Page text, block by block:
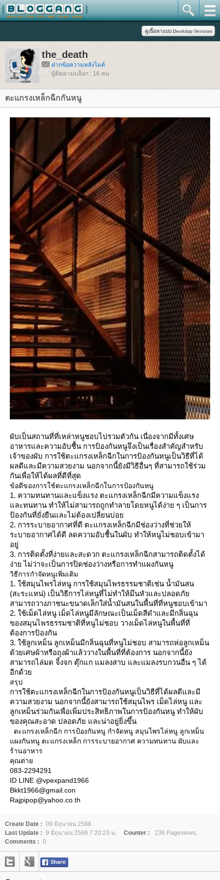
the_death
ฝากข้อความหลังไมค์
ผู้ติดตามบล็อก : 16 คน
ตะแกรงเหล็กฉีกกันหนู
ผับเป็นสถานที่ที่เหล่าหนูชอบไปรวมตัวกัน เนื่องจากมีทั้งเศษ
อาหารและความอับชื้น การป้องกันหนูจึงเป็นเรื่องสำคัญสำหรับ
เจ้าของผับ การใช้ตะแกรงเหล็กฉีกในการป้องกันหนูเป็นวิธีที่ได้
ผลดีและมีความสวยงาม นอกจากนี้ยังมีวิธีอื่นๆ ที่สามารถใช้ร่วม
กันเพื่อให้ได้ผลที่ดีที่สุด
ข้อดีของการใช้ตะแกรงเหล็กฉีกในการป้องกันหนู
1. ความทนทานและแข็งแรง ตะแกรงเหล็กฉีกมีความแข็งแรง
ละทนทาน ทำให้ไม่สามารถถูกทำลายโดยหนูได้ง่าย ๆ เป็นการ
ป้องกันที่ยั่งยืนและไม่ต้องเปลี่ยนบ่อ
2. การระบายอากาศที่ดี ตะแกรงเหล็กฉีกมีช่องว่างที่ช่วยให้
ระบายอากาศได้ดี ลดความอับชื้นในผับ ทำให้หนูไม่ชอบเข้ามา
อยู่
3. การติดตั้งที่ง่ายและสะดวก ตะแกรงเหล็กฉีกสามารถติดตั้งได้
ง่าย ไม่ว่าจะเป็นการปิดช่องว่างหรือการทำแผงกันหนู
วิธีการกำจัดหนูเพิ่มเติม
1. ใช้สมุนไพรไล่หนู การใช้สมุนไพรธรรมชาติเช่น น้ำมันสน
(สะระแหน่) เป็นวิธีการไล่หนูที่ไม่ทำให้มึนหัวและปลอดภั
สามารถวางภาชนะขนาดเล็กใส่น้ำมันสนในพื้นที่ที่หนูชอบเข้ามา
2. ใช้เม็ดไล่หนู เม็ดไล่หนูมีลักษณะเป็นเม็ดสีดำและมีกลิ่นฉุน
ของสมุนไพรธรรมชาติที่หนูไม่ชอบ วางเม็ดไล่หนูในพื้นที่ที่
ต้องการป้องกัน
3. ใช้ลูกเหม็น ลูกเหม็นมีกลิ่นฉุนที่หนูไม่ชอบ สามารถห่อลูกเหม็น
ด้วยเศษผ้าหรือถุงผ้าแล้ววางในพื้นที่ที่ต้องการ นอกจากนี้ยัง
สามารถไล่มด จิ้งจก ตุ๊กแก แมลงสาบ และแมลงรบกวนอื่น ๆ ได้
อีกด้ว
สรุป
การใช้ตะแกรงเหล็กฉีกในการป้องกันหนูเป็นวิธีที่ได้ผลดีและมี
ความสวยงาม นอกจากนี้ยังสามารถใช้สมุนไพร เม็ดไล่หนู และ
ลูกเหม็นร่วมกันเพื่อเพิ่มประสิทธิภาพในการป้องกันหนู ทำให้ผับ
ของคุณสะอาด ปลอดภัย และน่าอยู่ยิ่งขึ้น
ตะแกรงเหล็กฉีก การป้องกันหนู กำจัดหนู สมุนไพรไล่หนู ลูกเหม็น
ผงกันหนู ตะแกรงเหล็ก การระบายอากาศ ความทนทาน ผับและ
ร้านอาหาร
คุณต่า
083-2294291
ID LINE @vpexpand1966
Bkkt1966@gmail.con
Rajpipop@yahoo.co.th
Create Date : 09 มิถุนายน 2568
Last Update : 9 มิถุนายน 2568 7:20:23 น. Counter :
236 Pageviews.
Comments : 0